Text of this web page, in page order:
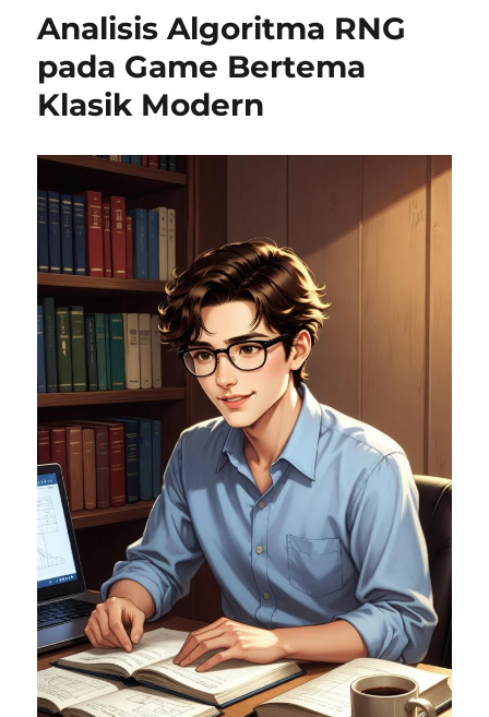
Analisis Algoritma RNG
pada Game Bertema
Klasik Modern